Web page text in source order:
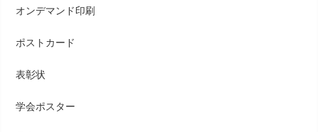
オンデマンド印刷
ポストカード
表彰状
学会ポスター